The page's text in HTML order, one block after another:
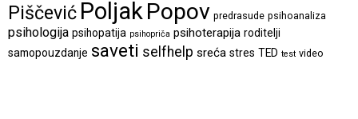
Piščević PoljakPopov predrasude psihoanaliza
psihologija psihopatija psihopriča psihoterapija roditelji
samopouzdanje saveti selfhelp sreća stres TED test video